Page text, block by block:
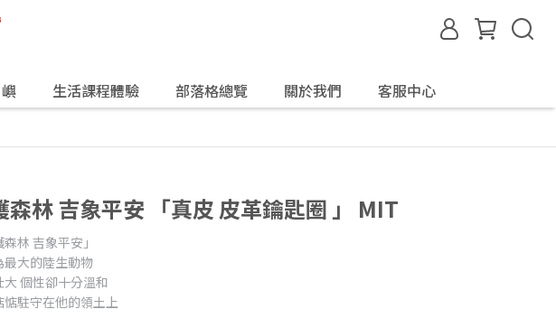
生活課程體驗 部落格總覽 關於我們 客服中心
森林 吉象平安 「真皮 皮革鑰匙圈 」 MIT
森林 吉象平安」
最大的陸生動物
大 個性卻十分溫和
惦駐守在他的領土上